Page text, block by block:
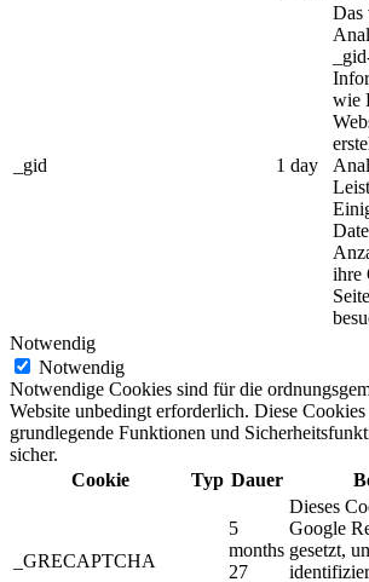
_gid 1 day
Das
wie
ihre
Notwendig
Notwendig
Notwendige Cookies sind für die
Website unbedingt erforderlich. Diese
grundlegende Funktionen und
sicher.
Cookie
Typ Dauer
_GRECAPTCHA
5
months
27
Dieses
Google
gesetzt,